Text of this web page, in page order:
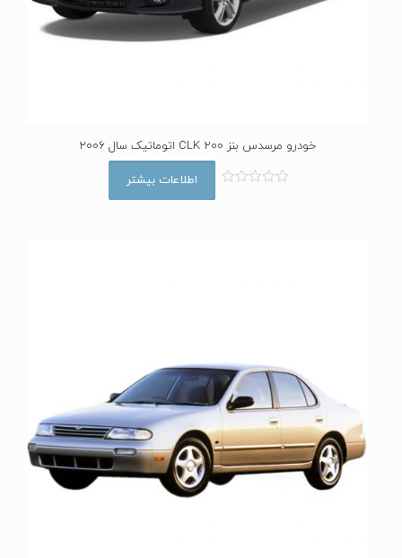
خودرو مرسدس بنز CLK 200 اتوماتیک سال 2006
اطلاعات بیشتر